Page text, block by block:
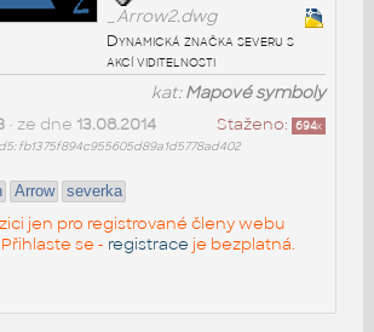
_Arrow2.dwg
Dynamická značka severu s
akcí viditelnosti
kat:Mapové symboly
Staženo: 694x
• ze dne 13.08.2014
fb1375f894c955605d89a1d5778ad402
Arrow severka
jen pro registrované členy webu
se - registrace je bezplatná.